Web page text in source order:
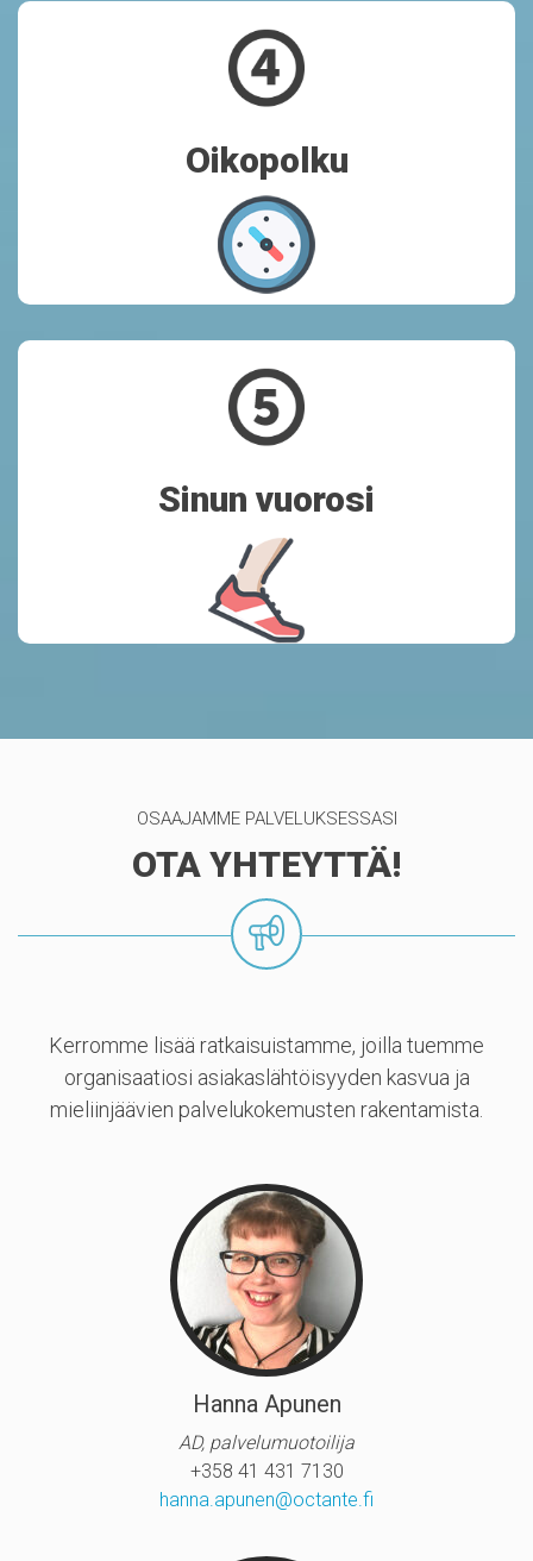
Oikopolku
Muotoilemme asiakaskokemustasi tukevat yhtenäiset
palvelumaisemat ja muuta palveluelementtisi. Viilaamme myös
visuaaliset ohjeistuksesi ja palvelukäsikirjasi. 2–5 työpajaa.
Sinun vuorosi
Saat meiltä valmiit askelmerkit asiakaslähtöisen yrityskulttuurisi
ylläpitoon.
OSAAJAMME PALVELUKSESSASI
OTA YHTEYTTÄ!
Kerromme lisää ratkaisuistamme, joilla tuemme
organisaatiosi asiakaslähtöisyyden kasvua ja
mieliinjäävien palvelukokemusten rakentamista.
Hanna Apunen
AD, palvelumuotoilija
+358 41 431 7130
hanna.apunen@octante.fi